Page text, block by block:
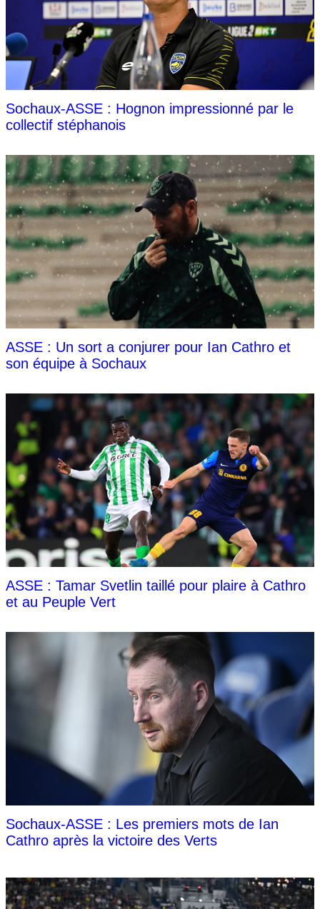
Sochaux-ASSE : Hognon impressionné par le
collectif stéphanois
ASSE : Un sort a conjurer pour Ian Cathro et
son équipe à Sochaux
ASSE : Tamar Svetlin taillé pour plaire à Cathro
et au Peuple Vert
Sochaux-ASSE : Les premiers mots de Ian
Cathro après la victoire des Verts